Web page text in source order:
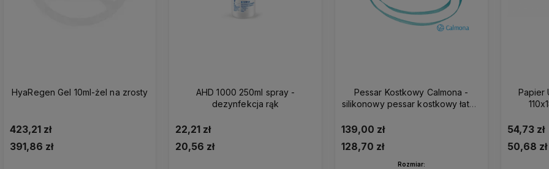
HyaRegen Gel 10ml-żel na zrosty
423,21 zł
391,86 zł
AHD 1000 250ml spray -
dezynfekcja rąk
22,21 zł
20,56 zł
Pessar Kostkowy Calmona -
silikonowy pessar kostkowy łatwy
139,00 zł
128,70 zł
Rozmiar:
Papier
54,73 zł
50,68 zł